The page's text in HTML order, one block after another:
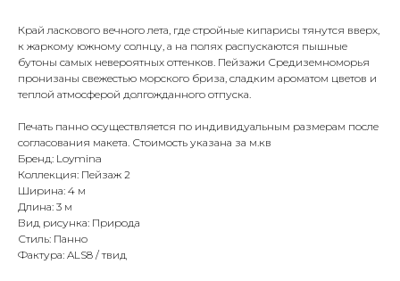
Край ласкового вечного лета, где стройные кипарисы тянутся вверх,
к жаркому южному солнцу, а на полях распускаются пышные
бутоны самых невероятных оттенков. Пейзажи Средиземноморья
пронизаны свежестью морского бриза, сладким ароматом цветов и
теплой атмосферой долгожданного отпуска.
Печать панно осуществляется по индивидуальным размерам после
согласования макета. Стоимость указана за м.кв
Бренд: Loymina
Коллекция: Пейзаж 2
Ширина: 4 м
Длина: 3 м
Вид рисунка: Природа
Стиль: Панно
Фактура: ALS8 / твид